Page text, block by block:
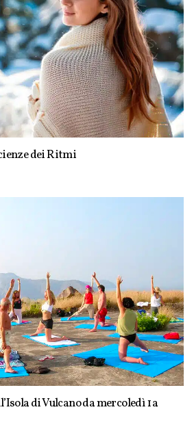
dei Ritmi
di Vulcano da mercoledì 1 a